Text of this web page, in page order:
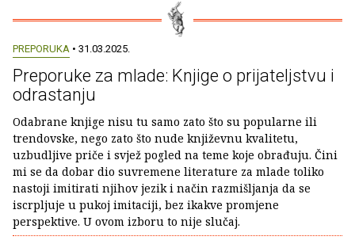
PREPORUKA • 31.03.2025.
Preporuke za mlade: Knjige o prijateljstvu i
odrastanju
Odabrane knjige nisu tu samo zato što su popularne ili
trendovske, nego zato što nude književnu kvalitetu,
uzbudljive priče i svjež pogled na teme koje obrađuju. Čini
mi se da dobar dio suvremene literature za mlade toliko
nastoji imitirati njihov jezik i način razmišljanja da se
iscrpljuje u pukoj imitaciji, bez ikakve promjene
perspektive. U ovom izboru to nije slučaj.